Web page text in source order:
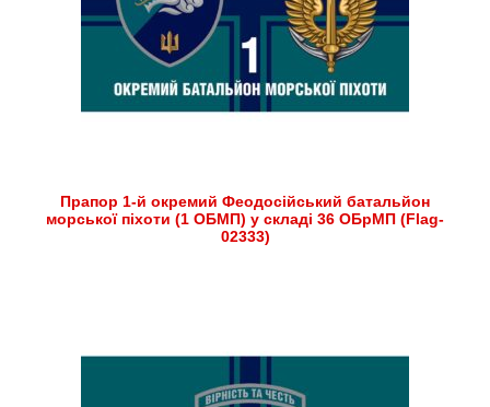
Прапор 1-й окремий Феодосійський батальйон
морської піхоти (1 ОБМП) у складі 36 ОБрМП (Flag-
02333)